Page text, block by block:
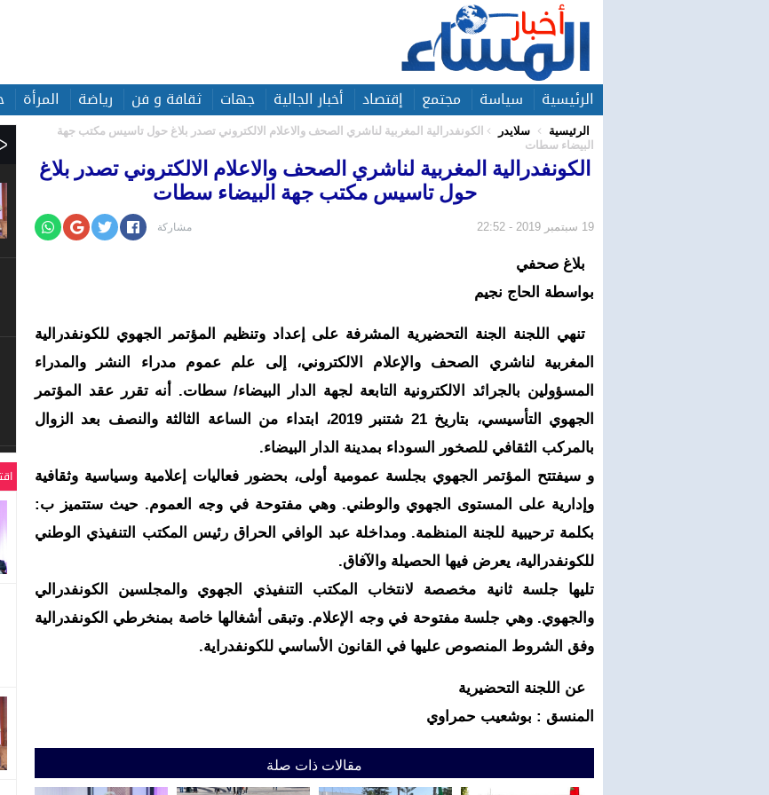
الرئيسية سياسة مجتمع إقتصاد أخبار الجالية جهات ثقافة و فن رياضة المرأة
الرئيسية سلايدر
الكونفدرالية المغربية لناشري الصحف والاعلام الالكتروني تصدر بلاغ حول تاسيس مكتب جهة
البيضاء سطات
الكونفدرالية المغربية لناشري الصحف والاعلام الالكتروني تصدر بلاغ
حول تاسيس مكتب جهة البيضاء سطات
19 سبتمبر 2019 - 22:52 مشاركة
بلاغ صحفي
بواسطة الحاج نجيم
تنهي اللجنة الجنة التحضيرية المشرفة على إعداد وتنظيم المؤتمر الجهوي للكونفدرالية
المغربية لناشري الصحف والإعلام الالكتروني، إلى علم عموم مدراء النشر والمدراء
المسؤولين بالجرائد الالكترونية التابعة لجهة الدار البيضاء/ سطات. أنه تقرر عقد المؤتمر
الجهوي التأسيسي، بتاريخ 21 شتنبر 2019، ابتداء من الساعة الثالثة والنصف بعد الزوال
بالمركب الثقافي للصخور السوداء بمدينة الدار البيضاء.
و سيفتتح المؤتمر الجهوي بجلسة عمومية أولى، بحضور فعاليات إعلامية وسياسية وثقافية
وإدارية على المستوى الجهوي والوطني. وهي مفتوحة في وجه العموم. حيث ستتميز ب:
بكلمة ترحيبية للجنة المنظمة. ومداخلة عبد الوافي الحراق رئيس المكتب التنفيذي الوطني
للكونفدرالية، يعرض فيها الحصيلة والآفاق.
تليها جلسة ثانية مخصصة لانتخاب المكتب التنفيذي الجهوي والمجلسين الكونفدرالي
والجهوي. وهي جلسة مفتوحة في وجه الإعلام. وتبقى أشغالها خاصة بمنخرطي الكونفدرالية
وفق الشروط المنصوص عليها في القانون الأساسي للكونفدراية.
عن اللجنة التحضيرية
المنسق : بوشعيب حمراوي
مقالات ذات صلة